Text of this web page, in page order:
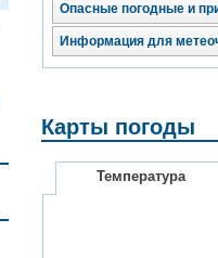
Опасные погодные и
Информация для
Карты погоды
Температура